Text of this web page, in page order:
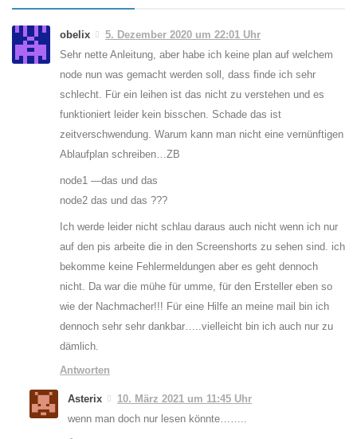
obelix
5. Dezember 2020 um 22:01 Uhr
Sehr nette Anleitung, aber habe ich keine plan auf welchem
node nun was gemacht werden soll, dass finde ich sehr
schlecht. Für ein leihen ist das nicht zu verstehen und es
funktioniert leider kein bisschen. Schade das ist
zeitverschwendung. Warum kann man nicht eine vernünftigen
Ablaufplan schreiben…ZB
node1 —das und das
node2 das und das ???
Ich werde leider nicht schlau daraus auch nicht wenn ich nur
auf den pis arbeite die in den Screenshorts zu sehen sind. ich
bekomme keine Fehlermeldungen aber es geht dennoch
nicht. Da war die mühe für umme, für den Ersteller eben so
wie der Nachmacher!!! Für eine Hilfe an meine mail bin ich
dennoch sehr sehr dankbar…..vielleicht bin ich auch nur zu
dämlich.
Antworten
Asterix
10. März 2021 um 11:45 Uhr
wenn man doch nur lesen könnte……..